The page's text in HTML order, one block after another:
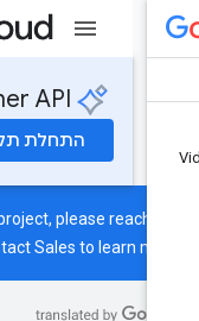
API
התחלת תקופת
project, please reach
contactSalesto learn